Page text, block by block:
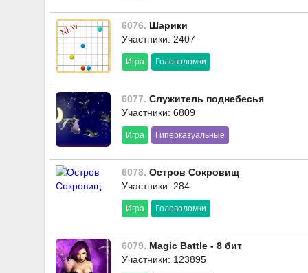
6076. Шарики
Участники: 2407
Игра Головоломки
6077. Служитель поднебесья
Участники: 6809
Игра Гиперказуальные
6078. Остров Сокровищ
Участники: 284
Игра Головоломки
6079. Magic Battle - 8 бит
Участники: 123895